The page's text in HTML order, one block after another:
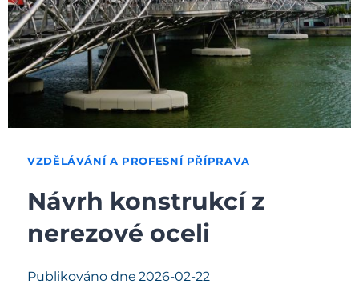
VZDĚLÁVÁNÍ A PROFESNÍ PŘÍPRAVA
Návrh konstrukcí z
nerezové oceli
Publikováno dne 2026-02-22